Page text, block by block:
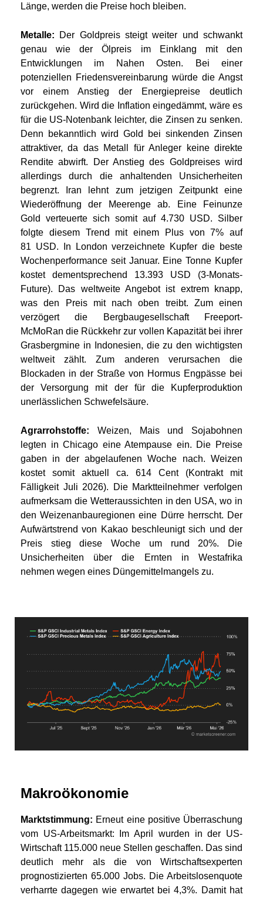
Länge, werden die Preise hoch bleiben.
Metalle: Der Goldpreis steigt weiter und schwankt
genau wie der Ölpreis im Einklang mit den
Entwicklungen im Nahen Osten. Bei einer
potenziellen Friedensvereinbarung würde die Angst
vor einem Anstieg der Energiepreise deutlich
zurückgehen. Wird die Inflation eingedämmt, wäre es
für die US-Notenbank leichter, die Zinsen zu senken.
Denn bekanntlich wird Gold bei sinkenden Zinsen
attraktiver, da das Metall für Anleger keine direkte
Rendite abwirft. Der Anstieg des Goldpreises wird
allerdings durch die anhaltenden Unsicherheiten
begrenzt. Iran lehnt zum jetzigen Zeitpunkt eine
Wiederöffnung der Meerenge ab. Eine Feinunze
Gold verteuerte sich somit auf 4.730 USD. Silber
folgte diesem Trend mit einem Plus von 7% auf
81 USD. In London verzeichnete Kupfer die beste
Wochenperformance seit Januar. Eine Tonne Kupfer
kostet dementsprechend 13.393 USD (3-Monats-
Future). Das weltweite Angebot ist extrem knapp,
was den Preis mit nach oben treibt. Zum einen
verzögert die Bergbaugesellschaft Freeport-
McMoRan die Rückkehr zur vollen Kapazität bei ihrer
Grasbergmine in Indonesien, die zu den wichtigsten
weltweit zählt. Zum anderen verursachen die
Blockaden in der Straße von Hormus Engpässe bei
der Versorgung mit der für die Kupferproduktion
unerlässlichen Schwefelsäure.
Agrarrohstoffe: Weizen, Mais und Sojabohnen
legten in Chicago eine Atempause ein. Die Preise
gaben in der abgelaufenen Woche nach. Weizen
kostet somit aktuell ca. 614 Cent (Kontrakt mit
Fälligkeit Juli 2026). Die Marktteilnehmer verfolgen
aufmerksam die Wetteraussichten in den USA, wo in
den Weizenanbauregionen eine Dürre herrscht. Der
Aufwärtstrend von Kakao beschleunigt sich und der
Preis stieg diese Woche um rund 20%. Die
Unsicherheiten über die Ernten in Westafrika
nehmen wegen eines Düngemittelmangels zu.
Makroökonomie
Marktstimmung: Erneut eine positive Überraschung
vom US-Arbeitsmarkt: Im April wurden in der US-
Wirtschaft 115.000 neue Stellen geschaffen. Das sind
deutlich mehr als die von Wirtschaftsexperten
prognostizierten 65.000 Jobs. Die Arbeitslosenquote
verharrte dagegen wie erwartet bei 4,3%. Damit hat